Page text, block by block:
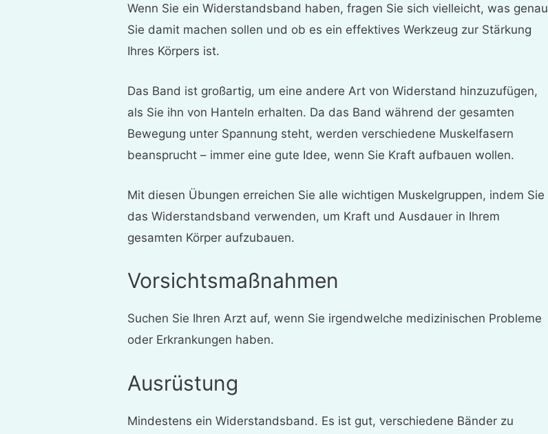
Wenn Sie ein Widerstandsband haben, fragen Sie sich vielleicht, was genau
Sie damit machen sollen und ob es ein effektives Werkzeug zur Stärkung
Ihres Körpers ist.
Das Band ist großartig, um eine andere Art von Widerstand hinzuzufügen,
als Sie ihn von Hanteln erhalten. Da das Band während der gesamten
Bewegung unter Spannung steht, werden verschiedene Muskelfasern
beansprucht – immer eine gute Idee, wenn Sie Kraft aufbauen wollen.
Mit diesen Übungen erreichen Sie alle wichtigen Muskelgruppen, indem Sie
das Widerstandsband verwenden, um Kraft und Ausdauer in Ihrem
gesamten Körper aufzubauen.
Vorsichtsmaßnahmen
Suchen Sie Ihren Arzt auf, wenn Sie irgendwelche medizinischen Probleme
oder Erkrankungen haben.
Ausrüstung
Mindestens ein Widerstandsband. Es ist gut, verschiedene Bänder zu